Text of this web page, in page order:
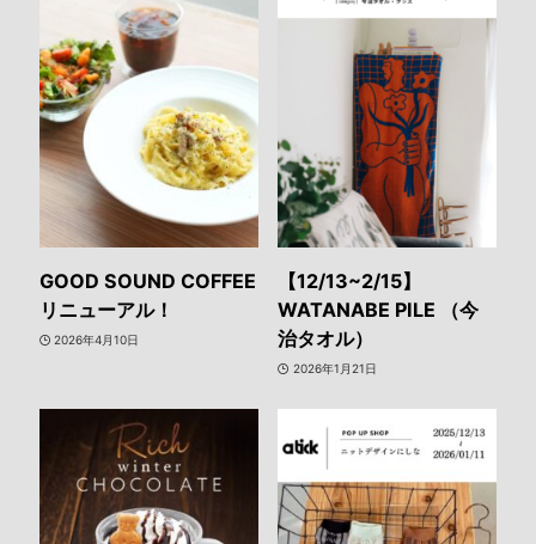
GOOD SOUND COFFEE
リニューアル！
2026年4月10日
【12/13~2/15】
WATANABE PILE （今
治タオル）
2026年1月21日